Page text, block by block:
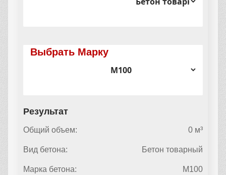
Выбрать Марку
Результат
Общий объем: 0 м³
Вид бетона: Бетон товарный
Марка бетона: М100